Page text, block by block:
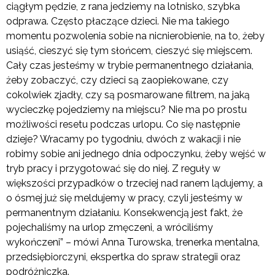
ciągłym pędzie, z rana jedziemy na lotnisko, szybka
odprawa. Często płaczące dzieci. Nie ma takiego
momentu pozwolenia sobie na nicnierobienie, na to, żeby
usiąść, cieszyć się tym słońcem, cieszyć się miejscem.
Cały czas jesteśmy w trybie permanentnego działania,
żeby zobaczyć, czy dzieci są zaopiekowane, czy
cokolwiek zjadły, czy są posmarowane filtrem, na jaką
wycieczkę pojedziemy na miejscu? Nie ma po prostu
możliwości resetu podczas urlopu. Co się następnie
dzieje? Wracamy po tygodniu, dwóch z wakacji i nie
robimy sobie ani jednego dnia odpoczynku, żeby wejść w
tryb pracy i przygotować się do niej. Z reguły w
większości przypadków o trzeciej nad ranem lądujemy, a
o ósmej już się meldujemy w pracy, czyli jesteśmy w
permanentnym działaniu. Konsekwencją jest fakt, że
pojechaliśmy na urlop zmęczeni, a wróciliśmy
wykończeni” – mówi Anna Turowska, trenerka mentalna,
przedsiębiorczyni, ekspertka do spraw strategii oraz
podróżniczka.